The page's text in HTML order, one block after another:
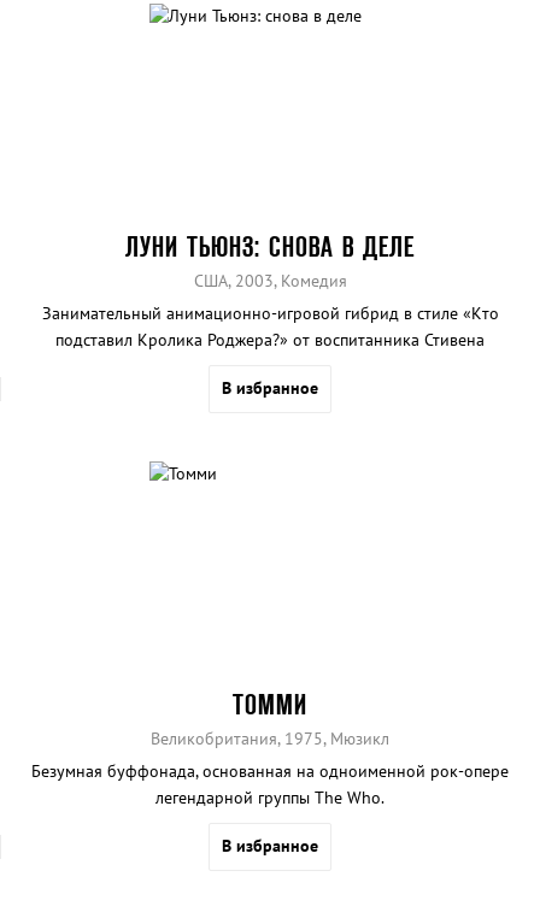
ЛУНИ ТЬЮНЗ: СНОВА В ДЕЛЕ
США, 2003, Комедия
Занимательный анимационно-игровой гибрид в стиле «Кто
подставил Кролика Роджера?» от воспитанника Стивена
В избранное
ТОММИ
Великобритания, 1975, Мюзикл
Безумная буффонада, основанная на одноименной рок-опере
легендарной группы The Who.
В избранное